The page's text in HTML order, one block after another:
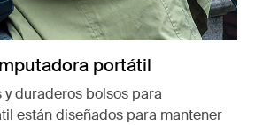
portátil
duraderos bolsos para
están diseñados para mantener